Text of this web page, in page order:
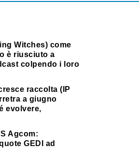
Witches) come
è riusciuto a
colpendo i loro
raccolta (IP
a giugno
evolvere,
Agcom:
GEDI ad